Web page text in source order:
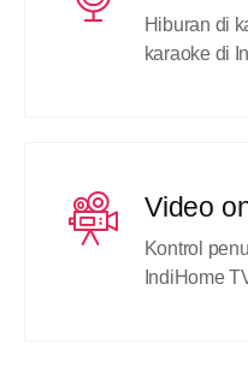
Hiburan di
karaoke di
Video
Kontrol
IndiHome